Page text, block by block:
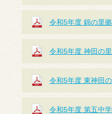
令和5年度 錦の里
令和5年度 神田の
令和5年度 東神田
令和5年度 第五中